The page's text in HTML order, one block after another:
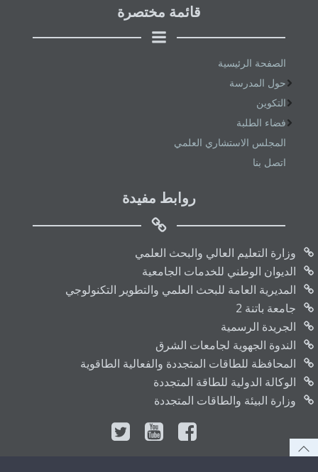
قائمة مختصرة
الصفحة الرئيسية
حول المدرسة
التكوين
فضاء الطلبة
المجلس الاستشاري العلمي
اتصل بنا
روابط مفيدة
وزارة التعليم العالي والبحث العلمي
الديوان الوطني للخدمات الجامعية
المديرية العامة للبحث العلمي والتطوير التكنولوجي
جامعة باتنة 2
الجريدة الرسمية
الندوة الجهوية لجامعات الشرق
المحافظة للطاقات المتجددة والفعالية الطاقوية
الوكالة الدولية للطاقة المتجددة
وزارة البيئة والطاقات المتجددة